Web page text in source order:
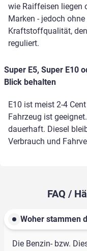
wie Raiffeisen liegen
Marken - jedoch
Kraftstoffqualität,
reguliert.
Super E5, Super E10
Blick behalten
E10 ist meist 2-4
Fahrzeug ist
dauerhaft. Diesel
Verbrauch und
FAQ /
Woher stammen
Die Benzin- bzw.